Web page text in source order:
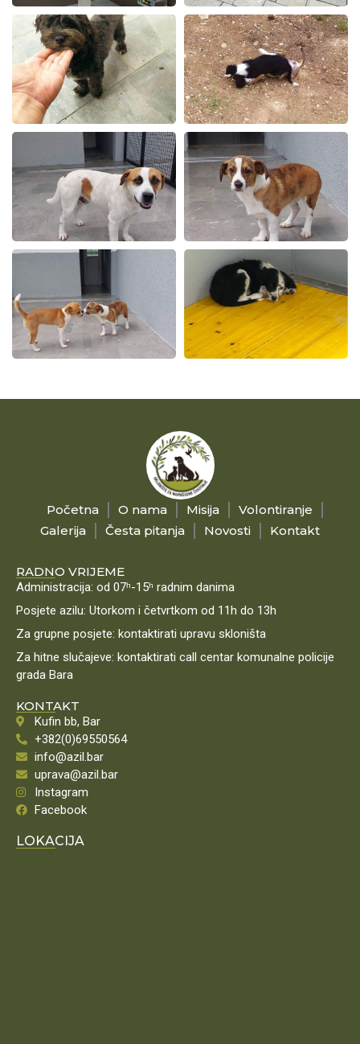
Početna O nama Misija
Volontiranje
Galerija
Česta pitanja Novosti Kontakt
RADNO VRIJEME
Administracija: od 07ʰ-15ʰ radnim danima
Posjete azilu: Utorkom i četvrtkom od 11h do 13h
Za grupne posjete: kontaktirati upravu skloništa
Za hitne slučajeve: kontaktirati call centar komunalne policije
grada Bara
KONTAKT
Kufin bb, Bar
+382(0)69550564
info@azil.bar
uprava@azil.bar
Instagram
Facebook
LOKACIJA